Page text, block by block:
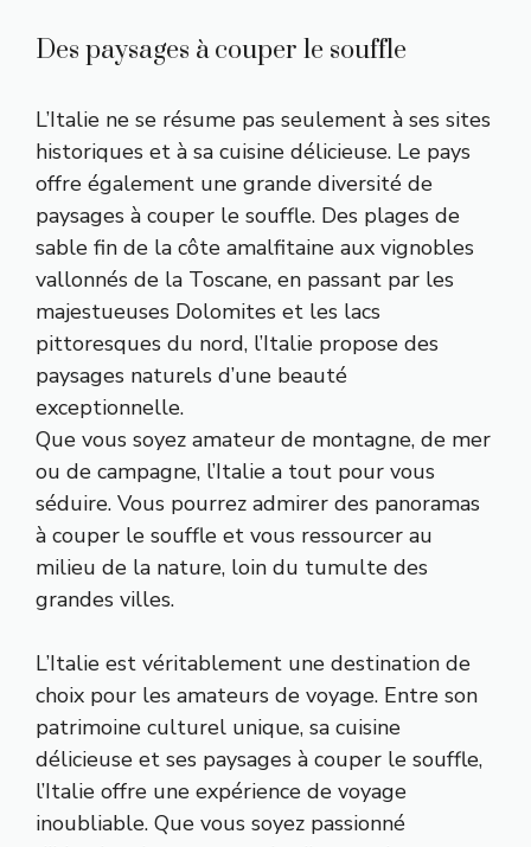
Des paysages à couper le souffle
L’Italie ne se résume pas seulement à ses sites
historiques et à sa cuisine délicieuse. Le pays
offre également une grande diversité de
paysages à couper le souffle. Des plages de
sable fin de la côte amalfitaine aux vignobles
vallonnés de la Toscane, en passant par les
majestueuses Dolomites et les lacs
pittoresques du nord, l’Italie propose des
paysages naturels d’une beauté
exceptionnelle.
Que vous soyez amateur de montagne, de mer
ou de campagne, l’Italie a tout pour vous
séduire. Vous pourrez admirer des panoramas
à couper le souffle et vous ressourcer au
milieu de la nature, loin du tumulte des
grandes villes.
L’Italie est véritablement une destination de
choix pour les amateurs de voyage. Entre son
patrimoine culturel unique, sa cuisine
délicieuse et ses paysages à couper le souffle,
l’Italie offre une expérience de voyage
inoubliable. Que vous soyez passionné